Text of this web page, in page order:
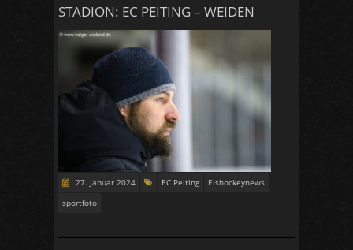
STADION: EC PEITING – WEIDEN
27. Januar 2024 EC Peiting
Eishockeynews
sportfoto